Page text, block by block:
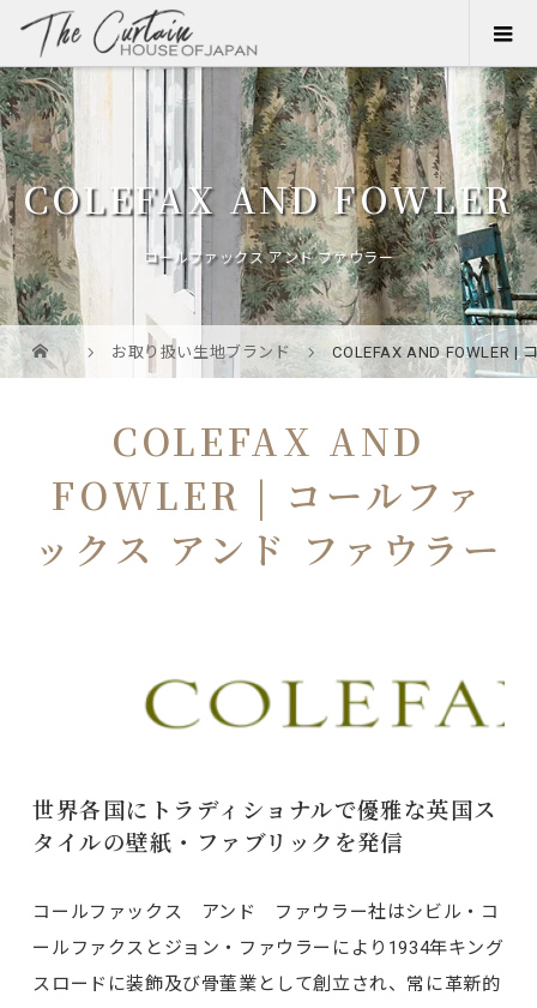
COLEFAX AND FOWLER
コールファックス アンド ファウラー
お取り扱い生地ブランド COLEFAX AND FOWLER |
COLEFAX AND
FOWLER | コールファ
ックス アンド ファウラー
世界各国にトラディショナルで優雅な英国ス
タイルの壁紙・ファブリックを発信
コールファックス アンド ファウラー社はシビル・コ
ールファクスとジョン・ファウラーにより1934年キング
スロードに装飾及び骨董業として創立され、常に革新的